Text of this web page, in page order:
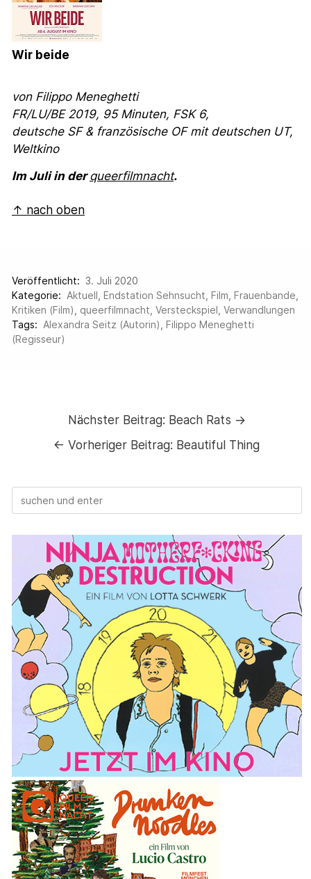
Wir beide
von Filippo Meneghetti
FR/LU/BE 2019, 95 Minuten, FSK 6,
deutsche SF & französische OF mit deutschen UT,
Weltkino
Im Juli in derqueerfilmnacht.
↑ nach oben
Veröffentlicht: 3. Juli 2020
Kategorie: Aktuell ,Endstation Sehnsucht ,Film ,Frauenbande
Kritiken (Film)
queerfilmnacht ,Versteckspiel ,Verwandlungen
Tags: Alexandra Seitz (Autorin) ,Filippo Meneghetti
(Regisseur)
Nächster Beitrag: Beach Rats →
←Vorheriger Beitrag: Beautiful Thing